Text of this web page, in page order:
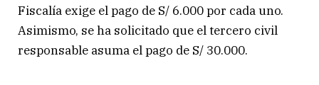
Fiscalía exige el pago de S/ 6.000 por cada uno.
Asimismo, se ha solicitado que el tercero civil
responsable asuma el pago de S/ 30.000.